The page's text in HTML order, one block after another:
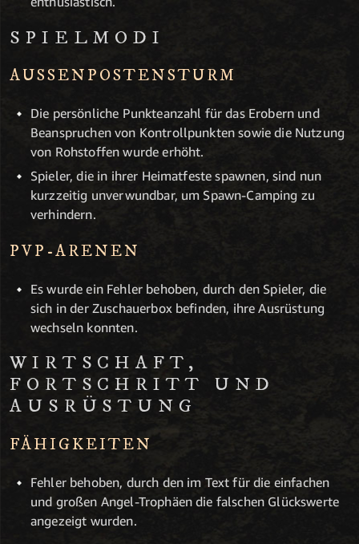
SPIELMODI
AUSSENPOSTEN­STURM
Die persönliche Punkteanzahl für das Erobern und
Beanspruchen von Kontrollpunkten sowie die Nutzung
von Rohstoffen wurde erhöht.
Spieler, die in ihrer Heimatfeste spawnen, sind nun
kurzzeitig unverwundbar, um Spawn-Camping zu
verhindern.
PVP-ARENEN
Es wurde ein Fehler behoben, durch den Spieler, die
sich in der Zuschauerbox befinden, ihre Ausrüstung
wechseln konnten.
WIRTSCHAFT,
FORTSCHRITT UND
AUSRÜSTUNG
FÄHIGKEITEN
Fehler behoben, durch den im Text für die einfachen
und großen Angel-Trophäen die falschen Glückswerte
angezeigt wurden.